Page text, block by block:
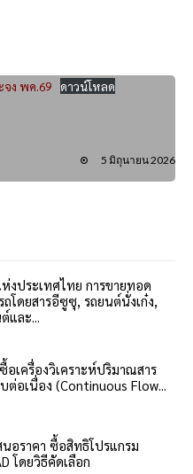
จง พค.69 ดาวน์โหลด
5 มิถุนายน 2026
งประเทศไทย การขายทอด
โดยสารอีซูซุ, รถยนต์นั่งเก๋ง,
ละ...
อเครื่องวิเคราะห์ปริมาณสาร
อเนื่อง (Continuous Flow...
อราคา ซื้อสิทธิโปรแกรม
โดยวิธีคัดเลือก